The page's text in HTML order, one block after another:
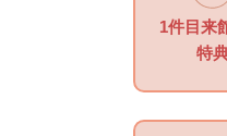
1件目来
特